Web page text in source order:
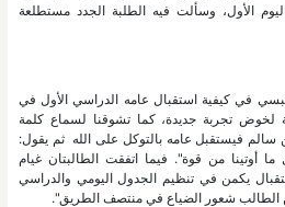
الأول، وسألت فيه الطلبة الجدد مستطلعة
في كيفية استقبال عامه الدراسي الأول في
لخوض تجربة جديدة، كما تشوقنا لسماع كلمة
سالم فيستقبل عامه بالتوكل على الله ثم يقول:
أوتينا من قوة". فيما اتفقت الطالبتان غيام
يكمن في تنظيم الجدول اليومي والدراسي
الطالب شعور الضياع في منتصف الطريق".